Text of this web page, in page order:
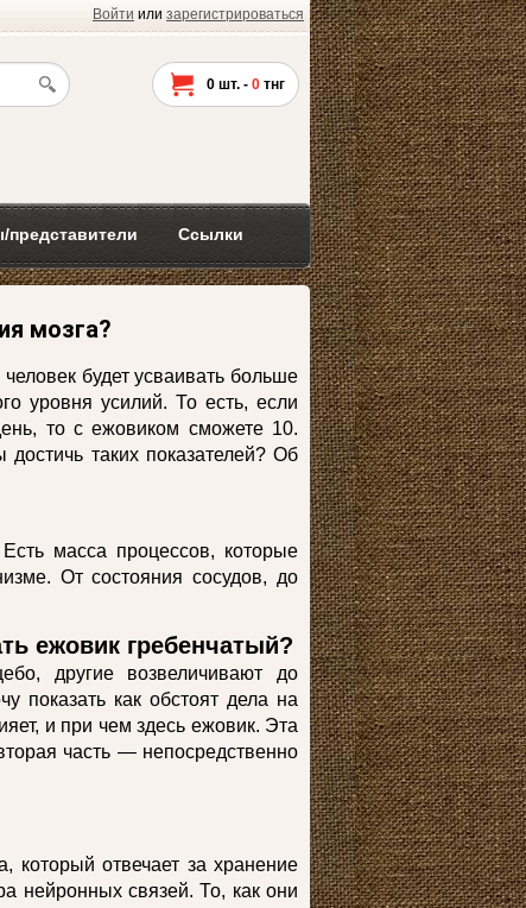
Войти или зарегистрироваться
0 шт. - 0 тнг
представители Ссылки
мозга?
будет усваивать больше
уровня усилий. То есть, если
то с ежовиком сможете 10.
таких показателей? Об
масса процессов, которые
От состояния сосудов, до
ежовик гребенчатый?
другие возвеличивают до
показать как обстоят дела на
и при чем здесь ежовик. Эта
часть — непосредственно
который отвечает за хранение
нейронных связей. То, как они